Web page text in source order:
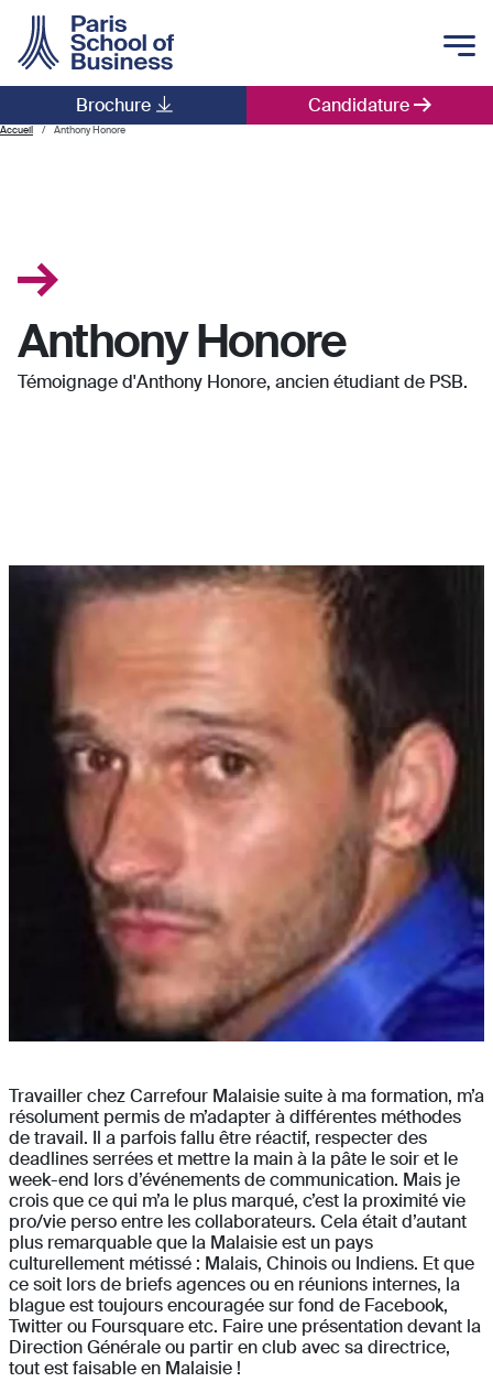
Candidature
Brochure
Main navigation
Accueil Anthony Honore
Anthony Honore
Témoignage d'Anthony Honore, ancien étudiant de PSB.
Travailler chez Carrefour Malaisie suite à ma formation, m’a
résolument permis de m’adapter à différentes méthodes
de travail. Il a parfois fallu être réactif, respecter des
deadlines serrées et mettre la main à la pâte le soir et le
week-end lors d’événements de communication. Mais je
crois que ce qui m’a le plus marqué, c’est la proximité vie
pro/vie perso entre les collaborateurs. Cela était d’autant
plus remarquable que la Malaisie est un pays
culturellement métissé : Malais, Chinois ou Indiens. Et que
ce soit lors de briefs agences ou en réunions internes, la
blague est toujours encouragée sur fond de Facebook,
Twitter ou Foursquare etc. Faire une présentation devant la
Direction Générale ou partir en club avec sa directrice,
tout est faisable en Malaisie !